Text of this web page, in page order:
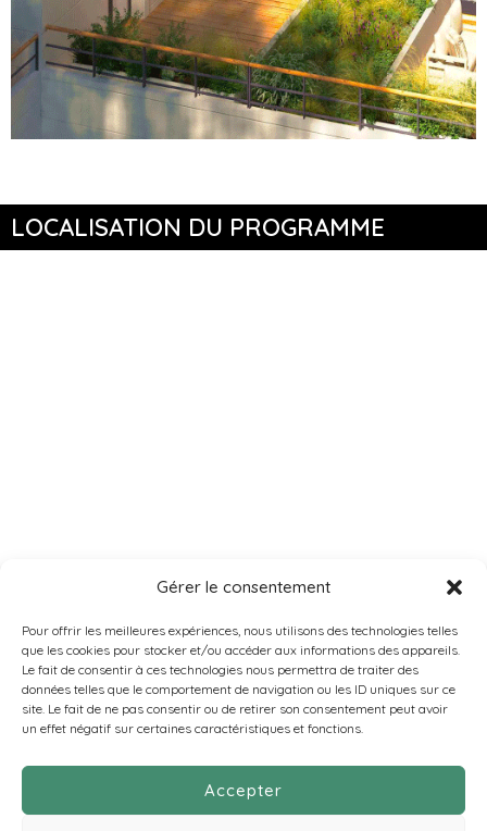
Gérer le consentement
Pour offrir les meilleures expériences, nous utilisons des technologies telles
que les cookies pour stocker et/ou accéder aux informations des appareils.
Le fait de consentir à ces technologies nous permettra de traiter des
données telles que le comportement de navigation ou les ID uniques sur ce
site. Le fait de ne pas consentir ou de retirer son consentement peut avoir
un effet négatif sur certaines caractéristiques et fonctions.
Accepter
LOCALISATION DU PROGRAMME
RETROUVEZ-NOUS
SUR